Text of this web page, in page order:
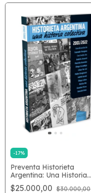
-17%
Preventa Historieta
Argentina: Una Historia
Colectiva
$25.000,00 $30.000,00